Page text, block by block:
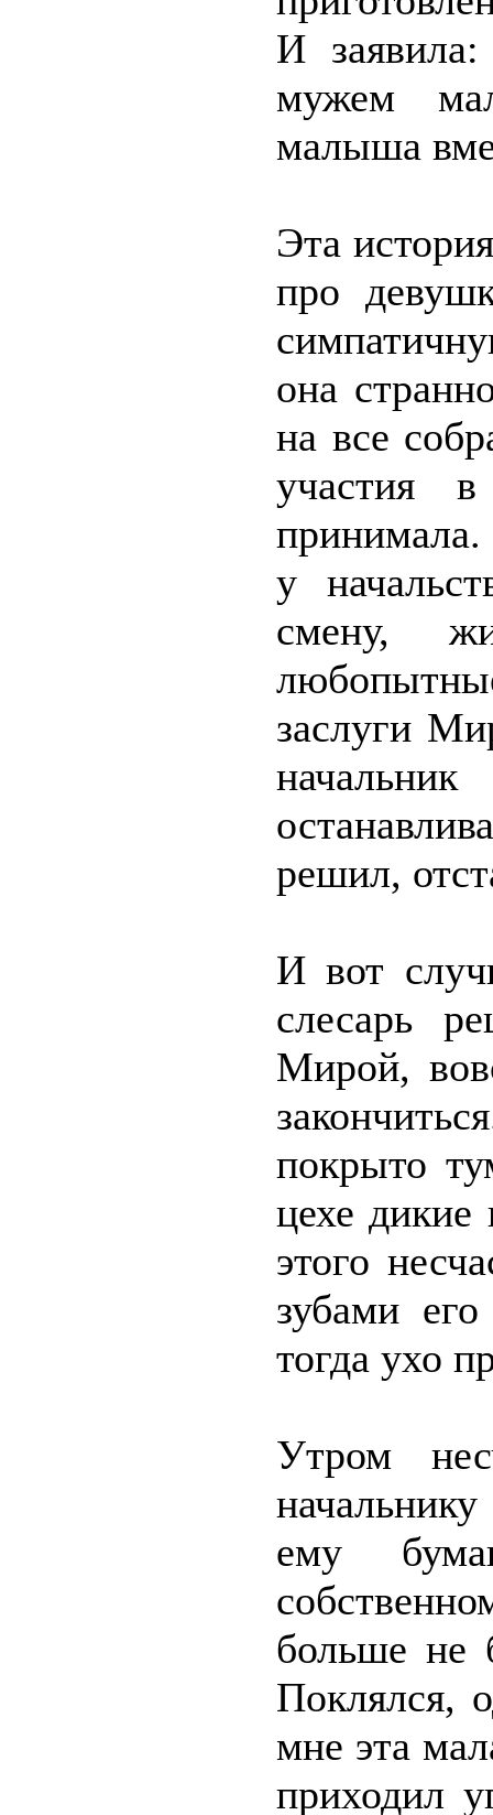
И
мужем
малыша
Эта
про
она
на все
участия
у
смену,
заслуги
решил,
И вот
слесарь
Мирой,
покрыто
цехе
этого
зубами
тогда ухо
Утром
ему
больше не
Поклялся,
мне эта
приходил